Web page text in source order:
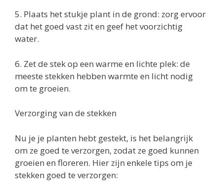
5. Plaats het stukje plant in de grond: zorg ervoor
dat het goed vast zit en geef het voorzichtig
water.
6. Zet de stek op een warme en lichte plek: de
meeste stekken hebben warmte en licht nodig
om te groeien.
Verzorging van de stekken
Nu je je planten hebt gestekt, is het belangrijk
om ze goed te verzorgen, zodat ze goed kunnen
groeien en floreren. Hier zijn enkele tips om je
stekken goed te verzorgen: